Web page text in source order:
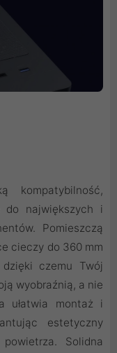
kompatybilność,
do największych i
Pomieszczą
cieczy do 360 mm
czemu Twój
wyobraźnią, a nie
ułatwia montaż i
estetyczny
Solidna